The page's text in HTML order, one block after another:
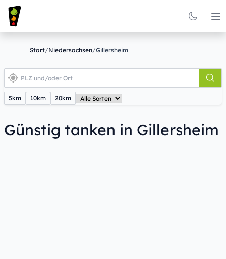
Start/Niedersachsen/Gillersheim
5km 10km 20km
Günstig tanken in Gillersheim